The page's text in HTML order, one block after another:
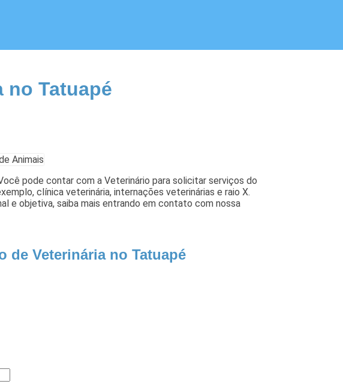
no Tatuapé
pode contar com a Veterinário para solicitar serviços do
clínica veterinária, internações veterinárias e raio X.
e objetiva, saiba mais entrando em contato com nossa
de Veterinária no Tatuapé